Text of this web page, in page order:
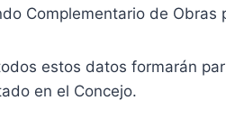
Complementario de Obras
estos datos formarán
en el Concejo.